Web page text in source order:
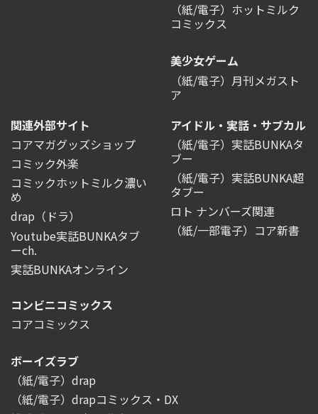
（紙/電子）ホットミルク
コミックス
美少女ゲーム
（紙/電子）月刊メガスト
ア
関連外部サイト
コアマガグッズショップ
コミック外楽
コミックホットミルク濃い
め
drap（ドラ）
Youtube実話BUNKAタブ
ーch.
実話BUNKAオンライン
アイドル・実話・サブカル
（紙/電子）実話BUNKAタ
ブー
（紙/電子）実話BUNKA超
タブー
ロト ナンバーズ関連
（紙/一部電子）コア新書
コンビニコミックス
コアコミックス
ボーイズラブ
（紙/電子）drap
（紙/電子）drapコミックス・DX